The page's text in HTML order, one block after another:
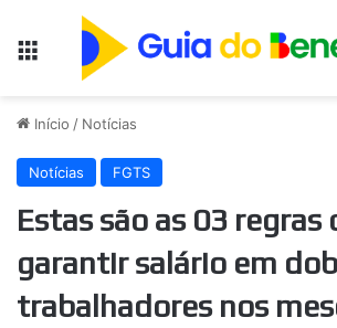
Início / Notícias
Notícias FGTS
Estas são as 03 regras
garantir salário em
trabalhadores nos